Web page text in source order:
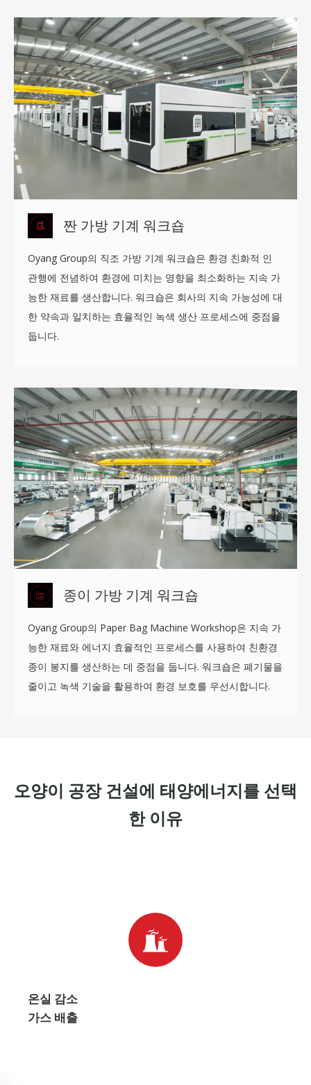
짠 가방 기계 워크숍
Oyang Group의 직조 가방 기계 워크숍은 환경 친화적 인
관행에 전념하여 환경에 미치는 영향을 최소화하는 지속 가
능한 재료를 생산합니다. 워크숍은 회사의 지속 가능성에 대
한 약속과 일치하는 효율적인 녹색 생산 프로세스에 중점을
둡니다.
종이 가방 기계 워크숍
Oyang Group의 Paper Bag Machine Workshop은 지속 가
능한 재료와 에너지 효율적인 프로세스를 사용하여 친환경
종이 봉지를 생산하는 데 중점을 둡니다. 워크숍은 폐기물을
줄이고 녹색 기술을 활용하여 환경 보호를 우선시합니다.
오양이 공장 건설에 태양에너지를 선택
한 이유
온실 감소
가스 배출